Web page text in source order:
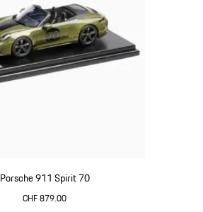
Porsche 911 Spirit 70
CHF 879.00